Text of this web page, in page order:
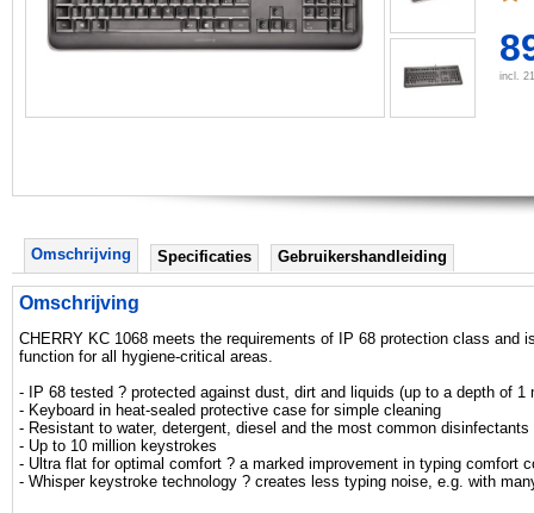
incl.
Omschrijving Specificaties Gebruikershandleiding
Omschrijving
CHERRY KC 1068 meets the requirements of IP 68 protection class
function for all hygiene-critical areas.
- IP 68 tested ? protected against dust, dirt and liquids (up to a depth of 1
- Keyboard in heat-sealed protective case for simple cleaning
- Resistant to water, detergent, diesel and the most common disinfectants
- Up to 10 million keystrokes
- Ultra flat for optimal comfort ? a marked improvement in typing comfort
- Whisper keystroke technology ? creates less typing noise, e.g. with